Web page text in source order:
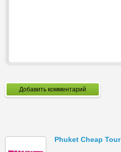
Добавить комментарий
Phuket Cheap Tour